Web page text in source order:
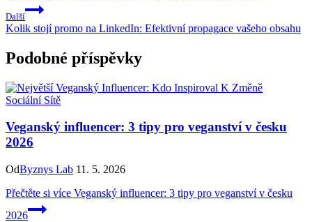
Další
Kolik stojí promo na LinkedIn: Efektivní propagace vašeho obsahu
Podobné příspěvky
Sociální Sítě
Veganský influencer: 3 tipy pro veganství v česku
2026
OdByznys Lab 11. 5. 2026
Přečtěte si více Veganský influencer: 3 tipy pro veganství v česku
2026